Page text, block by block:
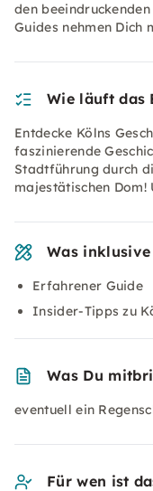
den
Guides nehmen Dich
Wie läuft das
Entdecke Kölns
faszinierende
Stadtführung durch
majestätischen Dom!
Was
Erfahrener Guide
Insider-Tipps zu
Was Du
eventuell ein
Für wen ist